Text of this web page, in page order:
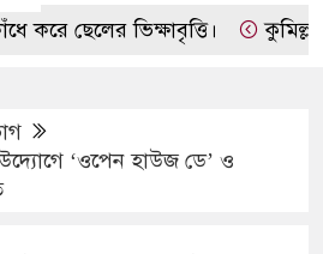
ভিক্ষাবৃত্তি। কুমিল্লার
‘ওপেন হাউজ ডে’ ও